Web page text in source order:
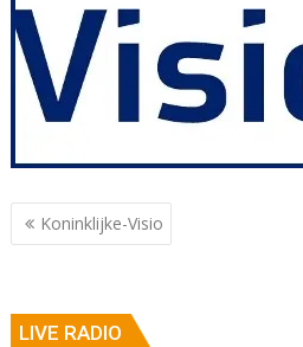
Berichtnavigatie
Koninklijke-Visio
LIVE RADIO